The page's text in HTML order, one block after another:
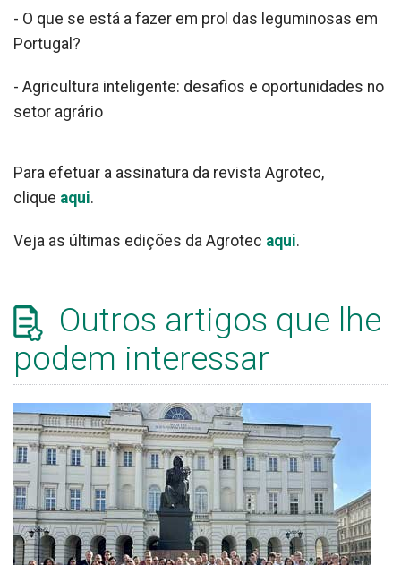
- O que se está a fazer em prol das leguminosas em
Portugal?
- Agricultura inteligente: desafios e oportunidades no
setor agrário
Para efetuar a assinatura da revista Agrotec,
clique aqui.
Veja as últimas edições da Agrotec aqui.
Outros artigos que lhe
podem interessar